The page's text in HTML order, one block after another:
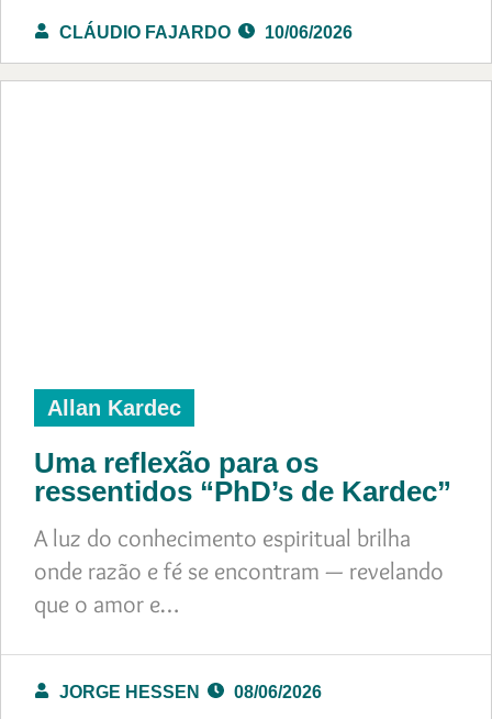
CLÁUDIO FAJARDO 10/06/2026
Allan Kardec
Uma reflexão para os
ressentidos “PhD’s de Kardec”
A luz do conhecimento espiritual brilha
onde razão e fé se encontram — revelando
que o amor e…
JORGE HESSEN 08/06/2026